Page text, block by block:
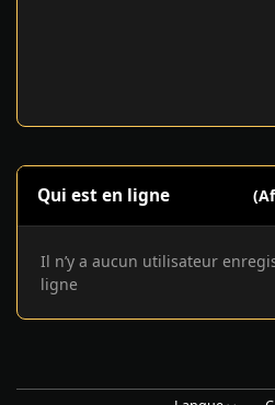
Qui est en ligne
Il n’y a aucun utilisateur
ligne